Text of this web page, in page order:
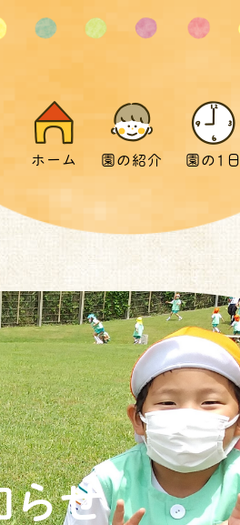
ホーム 園の紹介 園の1日
らせ